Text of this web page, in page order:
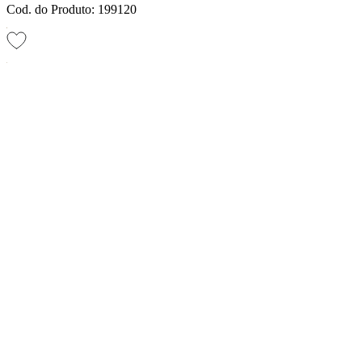
Cod. do Produto: 199120